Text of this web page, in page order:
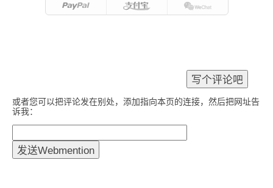
或者您可以把评论发在别处，添加指向本页的连接，然后把网址告
诉我：